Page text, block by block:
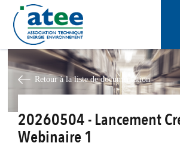
au
contenu
principal
ÉNERGIE
Retour à la liste de documentation
20260504 - Lancement
Webinaire 1
Panneau de gestion des cookies